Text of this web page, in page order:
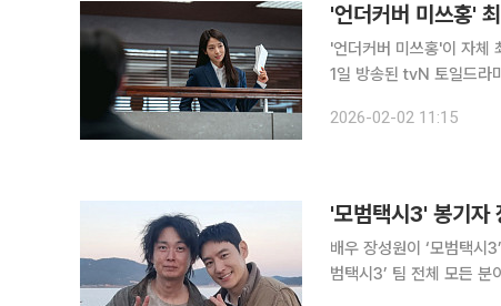
'언더커버 미쓰홍'
'언더커버 미쓰홍'이 자체 최고 시청률을 다시 썼
1일 방송된 tvN 토일드라
2049 타깃 시청률 역시
2026-02-02 11:15
'모범택시3' 봉기자
배우 장성원이 ‘모범택시3’ 출연 소감을 전했다. 3일
범택시3’ 팀 전체 모든 분이 따